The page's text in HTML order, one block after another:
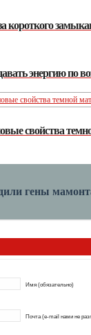
короткого
энергию по
свойства
гены
Имя (обязательно)
Почта (e-mail нами не